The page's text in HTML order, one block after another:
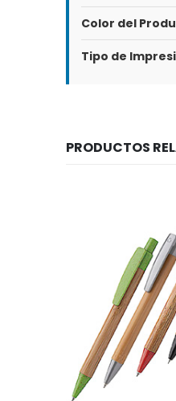
Color del
Tipo de
PRODUCTOS